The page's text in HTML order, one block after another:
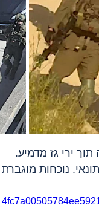
ירי גז מדמיע.
נוכחות